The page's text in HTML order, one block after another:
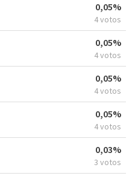
0,05%
4 votos
0,05%
4 votos
0,05%
4 votos
0,05%
4 votos
0,03%
3 votos